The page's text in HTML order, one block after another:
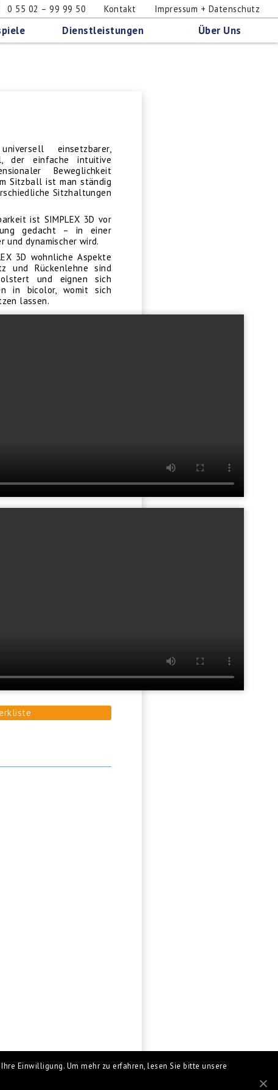
0 55 02 – 99 99 50 Kontakt Impressum + Datenschutz
Dienstleistungen Über Uns
einsetzbarer,
der einfache intuitive
Beweglichkeit
Sitzball ist man ständig
Sitzhaltungen
ist SIMPLEX 3D vor
gedacht – in einer
und dynamischer wird.
3D wohnliche Aspekte
und Rückenlehne sind
und eignen sich
in bicolor, womit sich
lassen.
Einwilligung. Um mehr zu erfahren, lesen Sie bitte unsere